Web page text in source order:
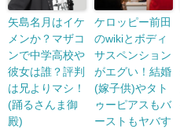
矢島名月はイケ
メンか？マザコ
ンで中学高校や
彼女は誰？評判
は兄よりマシ！
(踊るさんま御
殿)
ケロッピー前田
のwikiとボディ
サスペンション
がエグい！結婚
(嫁子供)やタト
ゥーピアスもバ
ーストもヤバす